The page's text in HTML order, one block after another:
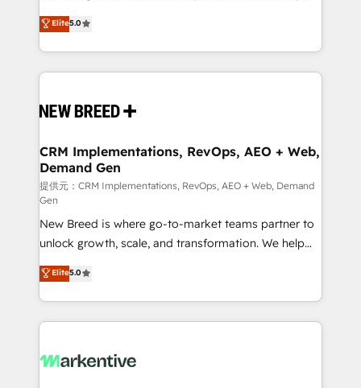
の一部をAIが自律実行する組織への移行を設計・実装。
Breeze・Claude等をHubSpotと連携させ、役割定義・
革を、構想から実装・定着までPMOとして主導。「設
の統合・浸透・変革管理を実行します。 ▸ CMS戦略設
計・構築：リード獲得・CVR・SEOを前提にした情報設
計・導線設計・テンプレート設計をContent Hubで一体
提供。 ▸ 既存CRM・MAからの移行支援：Salesforce・
Marketo・Pardot等からの移行、カスタム設計、履歴
データ移行と活用設計まで。 ▸ AEO対応：ChatGPT・
ンツとサイト構造を最適化。 🏆 なぜ100incを選ぶの
か？ ✓ HubSpot Eliteパートナー認定 ✓ HubSpotアワ
ード受賞・HUGリーダー ✓ ISO27001:2022 /
HubSpot大百科 出版 CRM・AI活用に関するご相談、現
into a revenue engine. Our unified ecosystem
includes specialized divisions Globalia (AI &
Software) and Point Success Media (Paid Media),
making this the official home for all three brands. 🔄
and system integrations powered by Globalia’s
trainers to drive platform adoption. 📈 Revenue
Generation - Full-funnel marketing and high-
performance advertising via Point Success Media. -
Expert deployment of Breeze AI and custom agents
to automate growth. 🏆 Elite Excellence - 8 platform
accreditations and deep HIPAA-compliance
expertise. - A team of 250+ experts dedicated to
your resilient growth.
Elite5.0
CRM Implementations, RevOps, AEO + Web,
Demand Gen
提供元：CRM Implementations, RevOps, AEO + Web, Demand
Gen
New Breed is where go-to-market teams partner to
unlock growth, scale, and transformation. We help
companies activate HubSpot’s AI-powered
customer platform and operationalize HubSpot’s
Loop Marketing framework through expert-led
services, smart agents, and purpose-built apps,
results, fast. ⚙️CRM & RevOps: Align all Hubs to your
Elite5.0